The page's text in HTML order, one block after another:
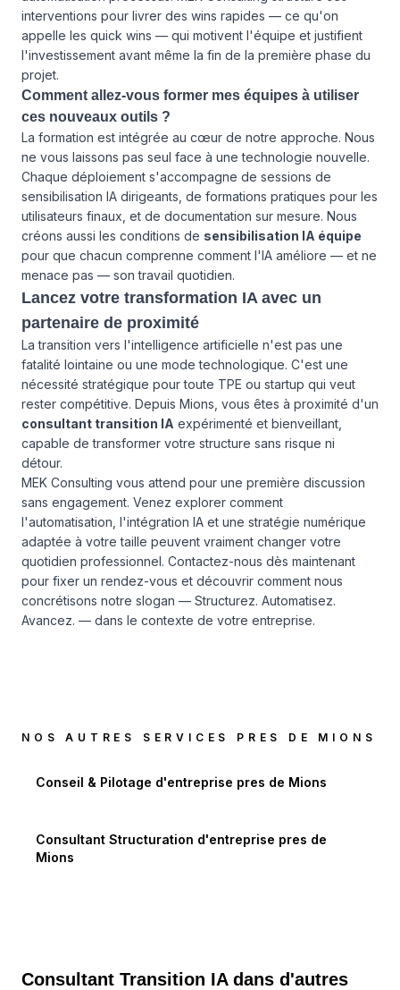
interventions pour livrer des wins rapides — ce qu'on
appelle les quick wins — qui motivent l'équipe et justifient
l'investissement avant même la fin de la première phase du
projet.
Comment allez-vous former mes équipes à utiliser
ces nouveaux outils ?
La formation est intégrée au cœur de notre approche. Nous
ne vous laissons pas seul face à une technologie nouvelle.
Chaque déploiement s'accompagne de sessions de
sensibilisation IA dirigeants, de formations pratiques pour les
utilisateurs finaux, et de documentation sur mesure. Nous
créons aussi les conditions de sensibilisation IA équipe
pour que chacun comprenne comment l'IA améliore — et ne
menace pas — son travail quotidien.
Lancez votre transformation IA avec un
partenaire de proximité
La transition vers l'intelligence artificielle n'est pas une
fatalité lointaine ou une mode technologique. C'est une
nécessité stratégique pour toute TPE ou startup qui veut
rester compétitive. Depuis Mions, vous êtes à proximité d'un
consultant transition IA expérimenté et bienveillant,
capable de transformer votre structure sans risque ni
détour.
MEK Consulting vous attend pour une première discussion
sans engagement. Venez explorer comment
l'automatisation, l'intégration IA et une stratégie numérique
adaptée à votre taille peuvent vraiment changer votre
quotidien professionnel. Contactez-nous dès maintenant
pour fixer un rendez-vous et découvrir comment nous
concrétisons notre slogan — Structurez. Automatisez.
Avancez. — dans le contexte de votre entreprise.
NOS AUTRES SERVICES PRES DE MIONS
Conseil & Pilotage d'entreprise pres de Mions
Consultant Structuration d'entreprise pres de
Mions
Consultant Transition IA dans d'autres